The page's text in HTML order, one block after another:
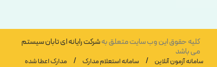
کلیه حقوق این وب سایت متعلق بهشرکت رایانه ای تابان سیستم
می باشد
سامانه آزمون آنلاین / سامانه استعلام مدارک / مدارک اعطا شده